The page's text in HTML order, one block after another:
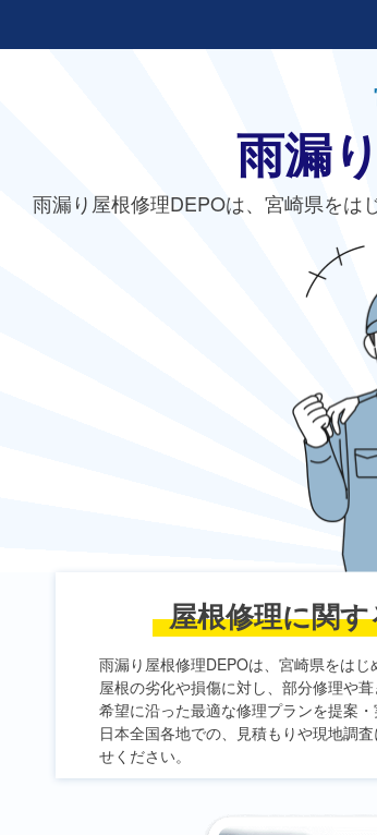
雨漏
雨漏り屋根修理DEPOは、宮崎県をは
屋根修理に関
雨漏り屋根修理DEPOは、宮崎県をはじ
屋根の劣化や損傷に対し、部分修理や
希望に沿った最適な修理プランを提案・
日本全国各地での、見積もりや現地調
せください。